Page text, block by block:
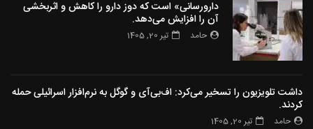
دارورسانی» است که دوز دارو را کاهش و اثربخشی
آن را افزایش می‌دهد.
حامد تیر 20, 1405
داشت تلویزیون را تسخیر می‌کرد: اف‌بی‌آی و گوگل به نرم‌افزار اسرائیلی حمله
کردند.
حامد تیر 20, 1405